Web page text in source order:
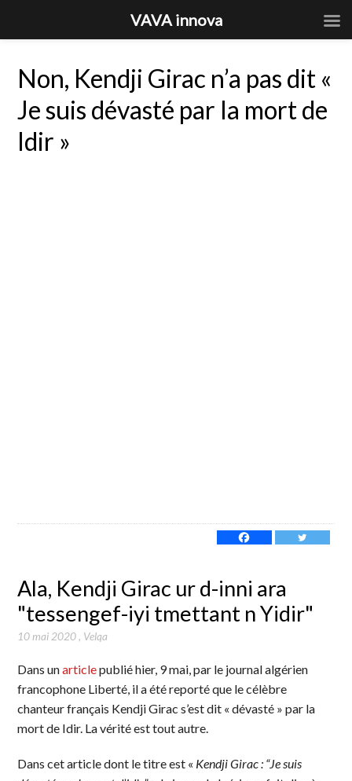
Non, Kendji Girac n’a pas dit «
Je suis dévasté par la mort de
Idir »
Ala, Kendji Girac ur d-inni ara
"tessengef-iyi tmettant n Yidir"
10 mai 2020, Velqa
Dans unarticlepublié hier, 9 mai, par le journal algérien
francophone Liberté, il a été reporté que le célèbre
chanteur français Kendji Girac s’est dit « dévasté » par la
mort de Idir. La vérité est tout autre.
Dans cet article dont le titre est « Kendji Girac : “Je suis
VAVA innova